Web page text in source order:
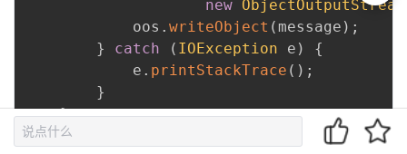
new ObjectOutputStream
            oos
. writeObject ( message ) ;
}
catch ( IOException e )
{
            e
. printStackTrace ( ) ;
}
}
}